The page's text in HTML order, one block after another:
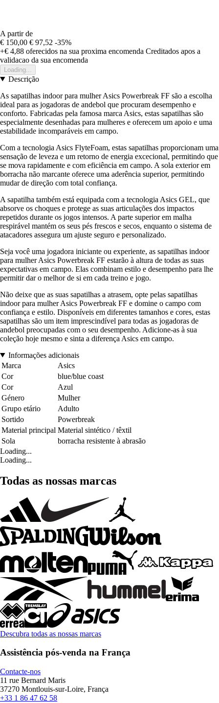
A partir de
€ 150,00 € 97,52 -35%
+€ 4,88 oferecidos na sua proxima encomenda Creditados apos a
validacao da sua encomenda
Loading...
Descrição
As sapatilhas indoor para mulher Asics Powerbreak FF são a escolha
ideal para as jogadoras de andebol que procuram desempenho e
conforto. Fabricadas pela famosa marca Asics, estas sapatilhas são
especialmente desenhadas para mulheres e oferecem um apoio e uma
estabilidade incomparáveis em campo.
Com a tecnologia Asics FlyteFoam, estas sapatilhas proporcionam uma
sensação de leveza e um retorno de energia excecional, permitindo que
se mova rapidamente e com eficiência em campo. A sola exterior em
borracha não marcante oferece uma aderência superior, permitindo
mudar de direção com total confiança.
A sapatilha também está equipada com a tecnologia Asics GEL, que
absorve os choques e protege as suas articulações dos impactos
repetidos durante os jogos intensos. A parte superior em malha
respirável mantém os seus pés frescos e secos, enquanto o sistema de
atacadores assegura um ajuste seguro e personalizado.
Seja você uma jogadora iniciante ou experiente, as sapatilhas indoor
para mulher Asics Powerbreak FF estarão à altura de todas as suas
expectativas em campo. Elas combinam estilo e desempenho para lhe
permitir dar o melhor de si em cada treino e jogo.
Não deixe que as suas sapatilhas a atrasem, opte pelas sapatilhas
indoor para mulher Asics Powerbreak FF e domine o campo com
confiança e estilo. Disponíveis em diferentes tamanhos e cores, estas
sapatilhas são um item imprescindível para todas as jogadoras de
andebol preocupadas com o seu desempenho. Adicione-as à sua
coleção hoje mesmo e sinta a diferença Asics em campo.
Informações adicionais
Marca
Asics
Cor
blue/blue coast
Cor
Azul
Género
Mulher
Grupo etário
Adulto
Sortido
Powerbreak
Material principal Material sintético / têxtil
Sola
borracha resistente à abrasão
Loading...
Loading...
Todas as nossas marcas
Descubra todas as nossas marcas
Assistência pós-venda na França
Contacte-nos
11 rue Bernard Maris
37270 Montlouis-sur-Loire, França
+33 1 86 47 62 58